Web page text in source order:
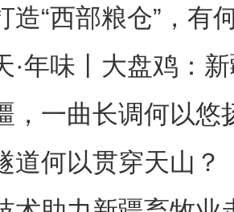
与你为邻】巴基斯坦手工
造“西部粮仓”，有
·年味丨大盘鸡：
，一曲长调何以悠
道何以贯穿天山？